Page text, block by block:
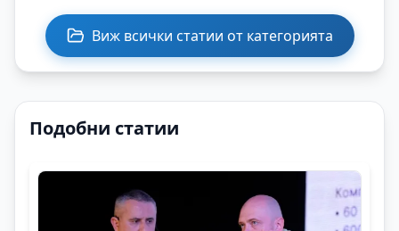
Виж всички статии от категорията
Подобни статии